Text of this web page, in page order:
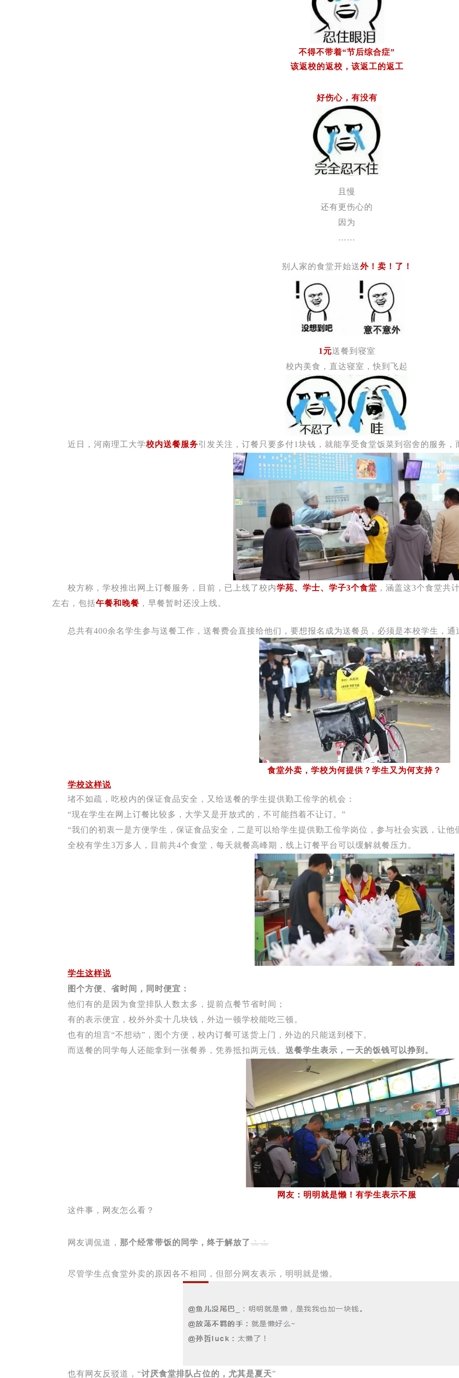
不得不带着“节后综合症”
该返校的返校，该返工的返工
好伤心，有没有
且慢
还有更伤心的
因为
……
别人家的食堂开始送外！卖！了！
1元送餐到寝室
校内美食，直达寝室，快到飞起
近日，河南理工大学校内送餐服务引发关注，订餐只要多付1块钱，就能享受食堂饭菜到宿舍的服务，
校方称，学校推出网上订餐服务，目前，已上线了校内学苑、学士、学子3个食堂 ，涵盖这3个食堂共
左右，包括午餐和晚餐 ，早餐暂时还没上线。
总共有400余名学生参与送餐工作，送餐费会直接给他们，要想报名成为送餐员，必须是本校学生，通
食堂外卖，学校为何提供？学生又为何支持？
学校这样说
堵不如疏，吃校内的保证食品安全，又给送餐的学生提供勤工俭学的机会：
“现在学生在网上订餐比较多，大学又是开放式的，不可能挡着不让订。”
“我们的初衷一是方便学生，保证食品安全，二是可以给学生提供勤工俭学岗位，参与社会实践，让他
全校有学生3万多人，目前共4个食堂，每天就餐高峰期，线上订餐平台可以缓解就餐压力。
学生这样说
图个方便、省时间，同时便宜：
他们有的是因为食堂排队人数太多，提前点餐节省时间；
有的表示便宜，校外外卖十几块钱，外边一顿学校能吃三顿。
也有的坦言“不想动”，图个方便，校内订餐可送货上门，外边的只能送到楼下。
而送餐的同学每人还能拿到一张餐券，凭券抵扣两元钱。 送餐学生表示，一天的饭钱可以挣到。
网友：明明就是懒！有学生表示不服
这件事，网友怎么看？
网友调侃道， 那个经常带饭的同学，终于解放了
尽管学生点食堂外卖的原因各不相同，但部分网友表示，明明就是懒。
也有网友反驳道，“讨厌食堂排队占位的，尤其是夏天”